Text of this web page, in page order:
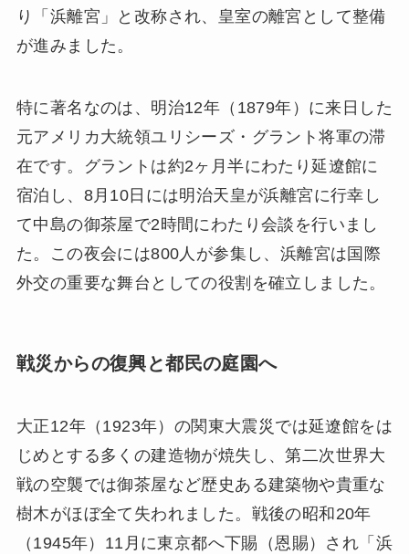
り「浜離宮」と改称され、皇室の離宮として整備
が進みました。
特に著名なのは、明治12年（1879年）に来日した
元アメリカ大統領ユリシーズ・グラント将軍の滞
在です。グラントは約2ヶ月半にわたり延遼館に
宿泊し、8月10日には明治天皇が浜離宮に行幸し
て中島の御茶屋で2時間にわたり会談を行いまし
た。この夜会には800人が参集し、浜離宮は国際
外交の重要な舞台としての役割を確立しました。
戦災からの復興と都民の庭園へ
大正12年（1923年）の関東大震災では延遼館をは
じめとする多くの建造物が焼失し、第二次世界大
戦の空襲では御茶屋など歴史ある建築物や貴重な
樹木がほぼ全て失われました。戦後の昭和20年
（1945年）11月に東京都へ下賜（恩賜）され「浜